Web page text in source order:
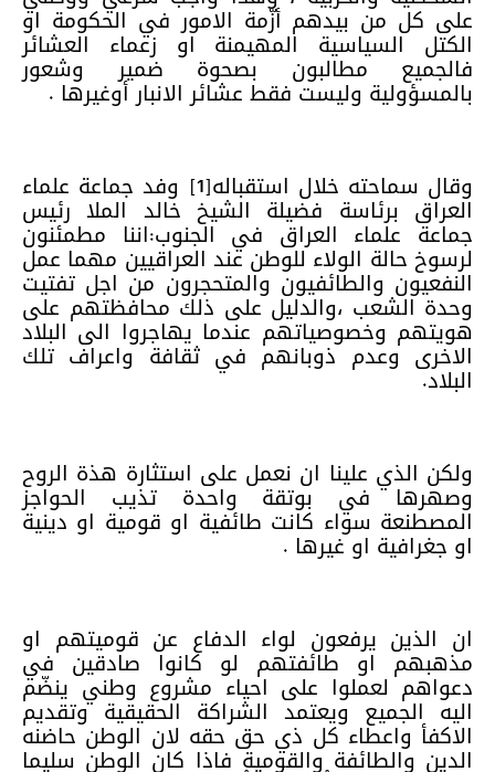
على كل من بيدهم أزّمة الامور في الحكومة او
الكتل السياسية المهيمنة او زعماء العشائر
فالجميع مطالبون بصحوة ضمير وشعور
بالمسؤولية وليست فقط عشائر الانبار أوغيرها .
وقال سماحته خلال استقباله[1] وفد جماعة علماء
العراق برئاسة فضيلة الشيخ خالد الملا رئيس
جماعة علماء العراق في الجنوب:اننا مطمئنون
لرسوخ حالة الولاء للوطن عند العراقيين مهما عمل
النفعيون والطائفيون والمتحجرون من اجل تفتيت
وحدة الشعب ،والدليل على ذلك محافظتهم على
هويتهم وخصوصياتهم عندما يهاجروا الى البلاد
الاخرى وعدم ذوبانهم في ثقافة واعراف تلك
البلاد.
ولكن الذي علينا ان نعمل على استثارة هذة الروح
وصهرها في بوتقة واحدة تذيب الحواجز
المصطنعة سواء كانت طائفية او قومية او دينية
او جغرافية او غيرها .
ان الذين يرفعون لواء الدفاع عن قوميتهم او
مذهبهم او طائفتهم لو كانوا صادقين في
دعواهم لعملوا على احياء مشروع وطني ينضّم
اليه الجميع ويعتمد الشراكة الحقيقية وتقديم
الاكفأ واعطاء كل ذي حق حقه لان الوطن حاضنه
الدين والطائفة والقومية فاذا كان الوطن سليما